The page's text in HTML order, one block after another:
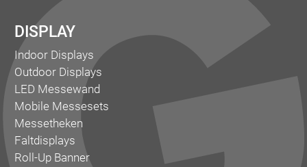
DISPLAY
Indoor Displays
Outdoor Displays
LED Messewand
Mobile Messesets
Messetheken
Faltdisplays
Roll-Up Banner